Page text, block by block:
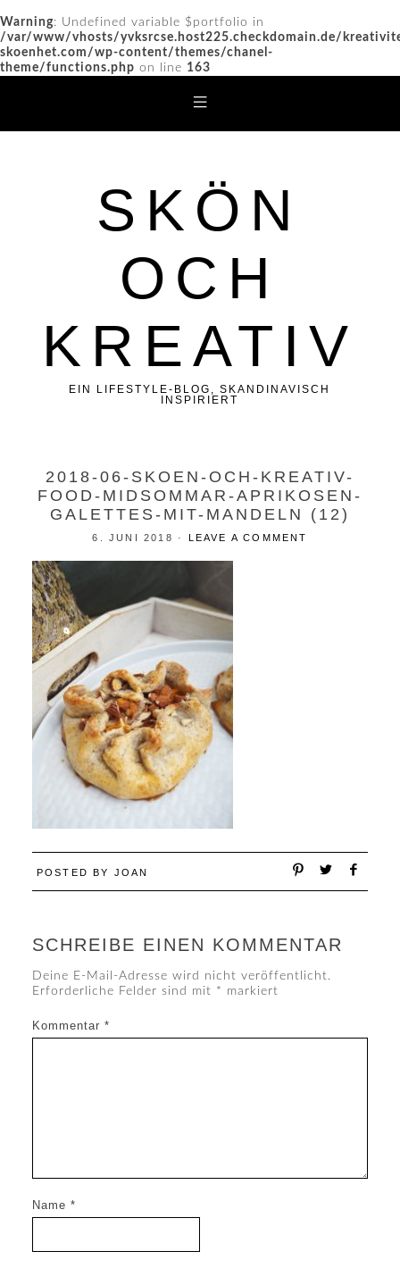
Warning: Undefined variable $portfolio in
/var/www/vhosts/yvksrcse.host225.checkdomain.de/
skoenhet.com/wp-content/themes/chanel-
theme/functions.php on line 163
SKÖN
OCH
KREATIV
EIN LIFESTYLE-BLOG, SKANDINAVISCH
INSPIRIERT
2018-06-SKOEN-OCH-KREATIV-
FOOD-MIDSOMMAR-APRIKOSEN-
GALETTES-MIT-MANDELN (12)
6. JUNI 2018 · LEAVE A COMMENT
POSTED BY JOAN
SCHREIBE EINEN KOMMENTAR
Deine E-Mail-Adresse wird nicht veröffentlicht.
Erforderliche Felder sind mit * markiert
Kommentar *
Name *